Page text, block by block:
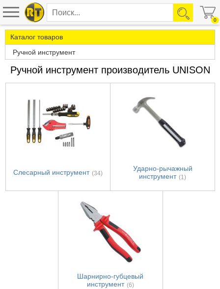
0
Каталог товаров
Ручной инструмент
Ручной инструмент производитель UNISON
Слесарный инструмент (34)
Ударно-рычажный
инструмент (1)
Шарнирно-губцевый
инструмент (6)